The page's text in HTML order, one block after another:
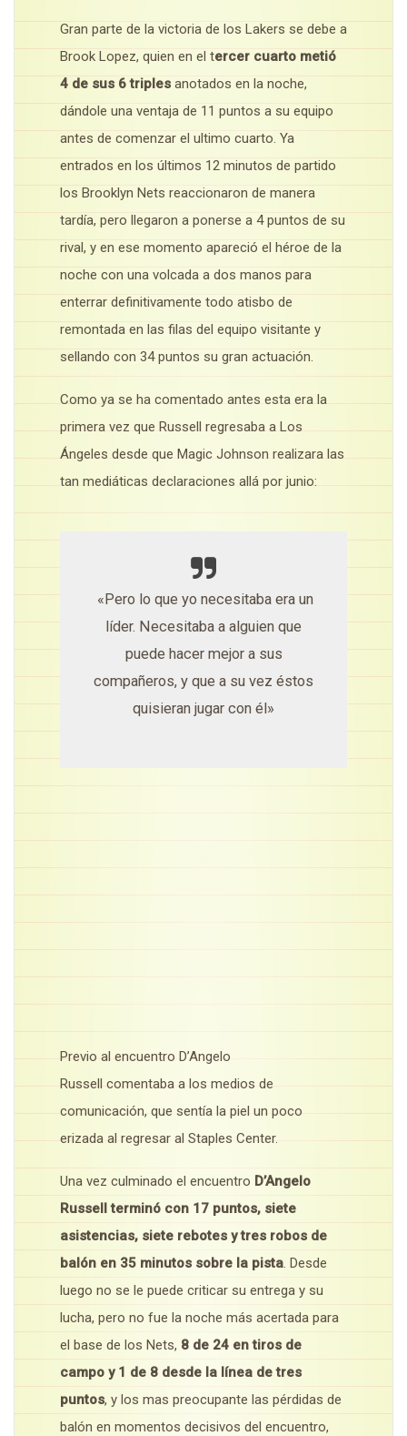
Gran parte de la victoria de los Lakers se debe a
Brook Lopez, quien en el tercer cuarto metió
4 de sus 6 triples anotados en la noche,
dándole una ventaja de 11 puntos a su equipo
antes de comenzar el ultimo cuarto. Ya
entrados en los últimos 12 minutos de partido
los Brooklyn Nets reaccionaron de manera
tardía, pero llegaron a ponerse a 4 puntos de su
rival, y en ese momento apareció el héroe de la
noche con una volcada a dos manos para
enterrar definitivamente todo atisbo de
remontada en las filas del equipo visitante y
sellando con 34 puntos su gran actuación.
Como ya se ha comentado antes esta era la
primera vez que Russell regresaba a Los
Ángeles desde que Magic Johnson realizara las
tan mediáticas declaraciones allá por junio:
«Pero lo que yo necesitaba era un
líder. Necesitaba a alguien que
puede hacer mejor a sus
compañeros, y que a su vez éstos
quisieran jugar con él»
Previo al encuentro D’Angelo
Russell comentaba a los medios de
comunicación, que sentía la piel un poco
erizada al regresar al Staples Center.
Una vez culminado el encuentro D’Angelo
Russell terminó con 17 puntos, siete
asistencias, siete rebotes y tres robos de
balón en 35 minutos sobre la pista. Desde
luego no se le puede criticar su entrega y su
lucha, pero no fue la noche más acertada para
el base de los Nets, 8 de 24 en tiros de
campo y 1 de 8 desde la línea de tres
puntos, y los mas preocupante las pérdidas de
balón en momentos decisivos del encuentro,